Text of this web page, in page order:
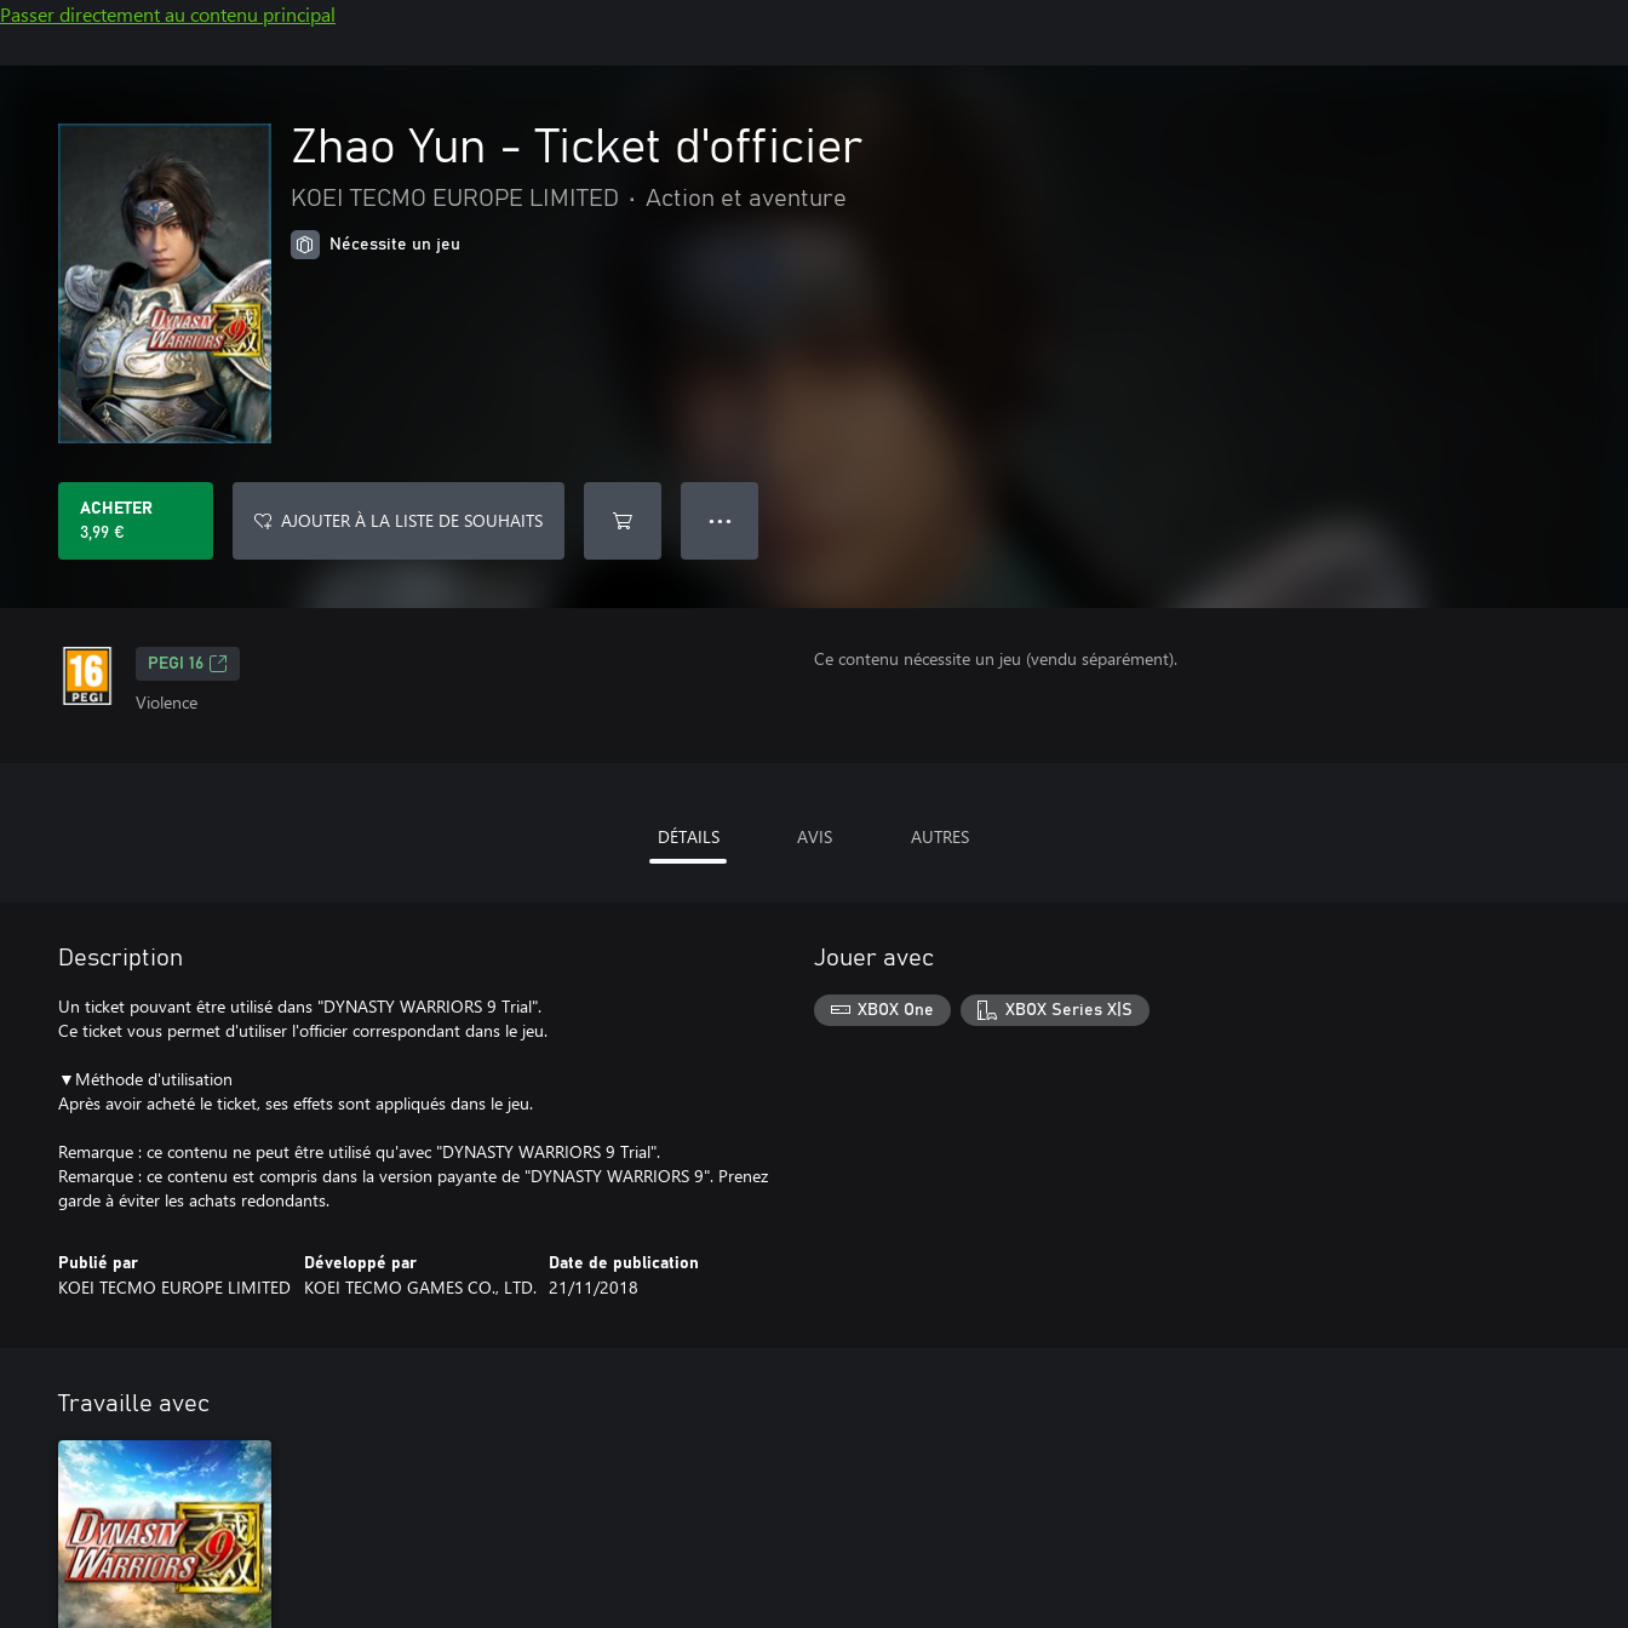
Passer directement au contenu principal
Zhao Yun - Ticket d'officier
KOEI TECMO EUROPE LIMITED • Action et aventure
Nécessite un jeu
ACHETER
3,99 €
AJOUTER À LA LISTE DE SOUHAITS ● ● ●
PEGI 16
Violence
Ce contenu nécessite un jeu (vendu séparément).
DÉTAILS AVIS AUTRES
Description
Un ticket pouvant être utilisé dans "DYNASTY WARRIORS 9 Trial".
Ce ticket vous permet d'utiliser l'officier correspondant dans le jeu.
▼Méthode d'utilisation
Après avoir acheté le ticket, ses effets sont appliqués dans le jeu.
Remarque : ce contenu ne peut être utilisé qu'avec "DYNASTY WARRIORS 9 Trial".
Remarque : ce contenu est compris dans la version payante de "DYNASTY WARRIORS 9". Prenez
garde à éviter les achats redondants.
Publié par
KOEI TECMO EUROPE LIMITED
Développé par
KOEI TECMO GAMES CO., LTD.
Date de publication
21/11/2018
Jouer avec
XBOX One XBOX Series X|S
Travaille avec